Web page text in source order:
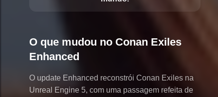
O que mudou no Conan Exiles
Enhanced
O update Enhanced reconstrói Conan Exiles na
Unreal Engine 5, com uma passagem refeita de